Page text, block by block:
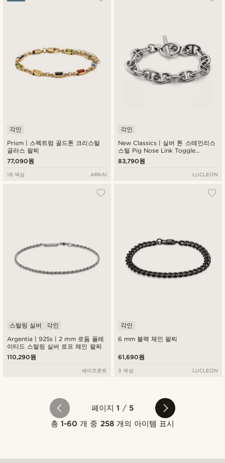
Prism | 스펙트럼 골드톤 크리스탈
글라스 팔찌
각인
77,090원
18 색상 ARKAI
New Classics | 실버 톤 스테인리스
스틸 Pig Nose Link Toggle
Bracelet
각인
83,790원
LUCLEON
Argentia | 925s | 2 mm 로듐 플레
이티드 스털링 실버 로프 체인 팔찌
스털링 실버 각인
110,290원
세이즈몬트
6 mm 블랙 체인 팔찌
각인
61,690원
3 색상 LUCLEON
페이지1 / 5
총1-60 개 중 258개의 아이템 표시